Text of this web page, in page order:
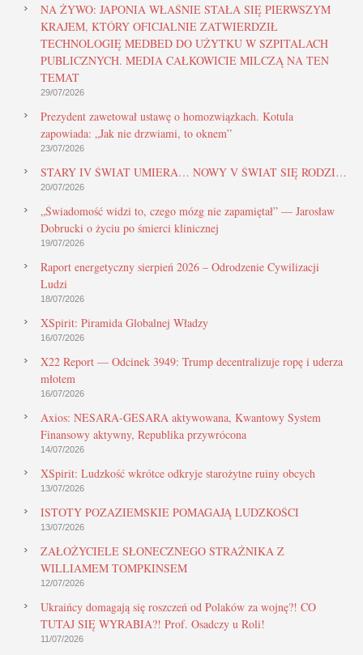
NA ŻYWO: JAPONIA WŁAŚNIE STAŁA SIĘ PIERWSZYM
KRAJEM, KTÓRY OFICJALNIE ZATWIERDZIŁ
TECHNOLOGIĘ MEDBED DO UŻYTKU W SZPITALACH
PUBLICZNYCH. MEDIA CAŁKOWICIE MILCZĄ NA TEN
TEMAT
29/07/2026
Prezydent zawetował ustawę o homozwiązkach. Kotula
zapowiada: „Jak nie drzwiami, to oknem”
23/07/2026
STARY IV ŚWIAT UMIERA… NOWY V ŚWIAT SIĘ RODZI…
20/07/2026
„Świadomość widzi to, czego mózg nie zapamiętał” — Jarosław
Dobrucki o życiu po śmierci klinicznej
19/07/2026
Raport energetyczny sierpień 2026 – Odrodzenie Cywilizacji
Ludzi
18/07/2026
XSpirit: Piramida Globalnej Władzy
16/07/2026
X22 Report — Odcinek 3949: Trump decentralizuje ropę i uderza
młotem
16/07/2026
Axios: NESARA-GESARA aktywowana, Kwantowy System
Finansowy aktywny, Republika przywrócona
14/07/2026
XSpirit: Ludzkość wkrótce odkryje starożytne ruiny obcych
13/07/2026
ISTOTY POZAZIEMSKIE POMAGAJĄ LUDZKOŚCI
13/07/2026
ZAŁOŻYCIELE SŁONECZNEGO STRAŻNIKA Z
WILLIAMEM TOMPKINSEM
12/07/2026
Ukraińcy domagają się roszczeń od Polaków za wojnę?! CO
TUTAJ SIĘ WYRABIA?! Prof. Osadczy u Roli!
11/07/2026